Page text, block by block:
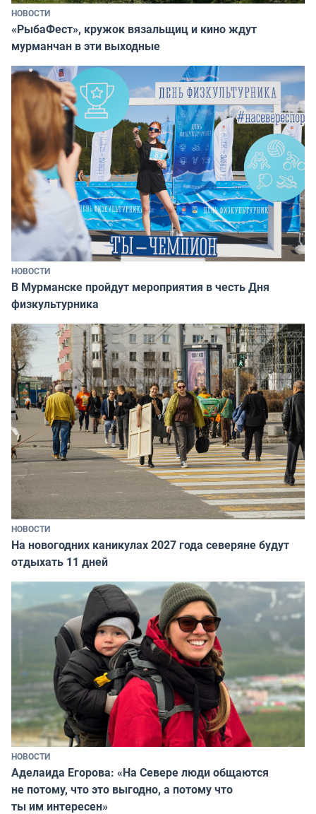
НОВОСТИ
«РыбаФест», кружок вязальщиц и кино ждут
мурманчан в эти выходные
НОВОСТИ
В Мурманске пройдут мероприятия в честь Дня
физкультурника
НОВОСТИ
На новогодних каникулах 2027 года северяне будут
отдыхать 11 дней
НОВОСТИ
Аделаида Егорова: «На Севере люди общаются
не потому, что это выгодно, а потому что
ты им интересен»